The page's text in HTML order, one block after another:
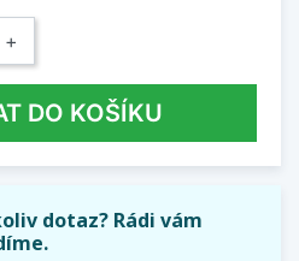
+
DO KOŠÍKU
dotaz? Rádi vám